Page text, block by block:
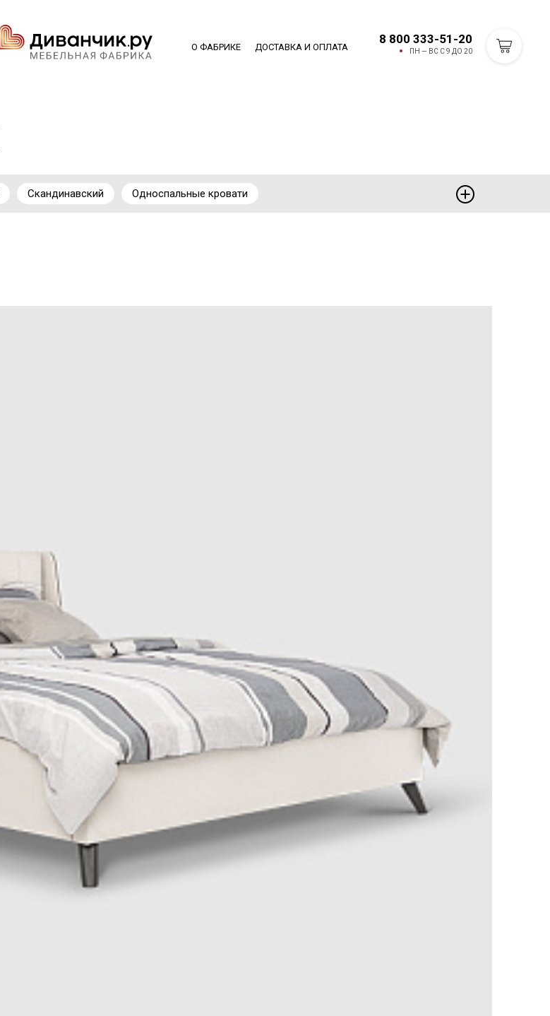
О ФАБРИКЕ ДОСТАВКА И ОПЛАТА
8 800 333-51-20
ПН — ВС С 9 ДО 20
Скандинавский Односпальные кровати